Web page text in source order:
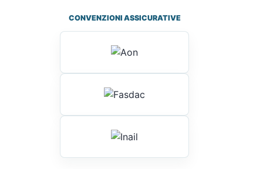
CONVENZIONI ASSICURATIVE